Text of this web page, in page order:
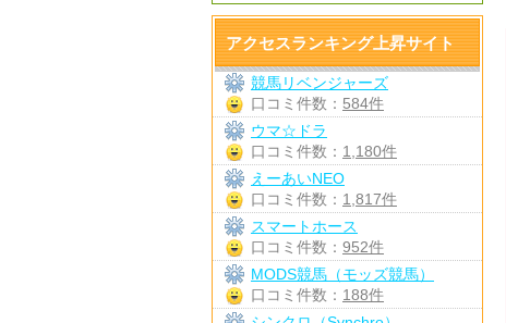
アクセスランキング上昇サイト
競馬リベンジャーズ
口コミ件数： 584件
ウマ☆ドラ
口コミ件数： 1,180件
えーあいNEO
口コミ件数： 1,817件
スマートホース
口コミ件数： 952件
MODS競馬（モッズ競馬）
口コミ件数： 188件